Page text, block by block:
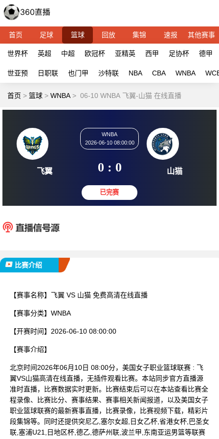
首页 足球 篮球 回放 集锦 速报 其他赛事
世界杯 英超 中超 欧冠杯 亚精英 西甲 足协杯 德甲
世亚预 日职联 也门甲 沙特联 NBA CBA WNBA
首页 > 篮球 > WNBA > 06-10 WNBA 飞翼-山猫 在线直播
飞翼
2026-06-10 08:00:00
0 : 0 山
比赛介绍
【赛事名称】 飞翼 VS 山猫 免费高清在线直播
【赛事分类】 WNBA
【开赛时间】 2026-06-10 08:00:00
【赛事介绍】
北京时间2026年06月10日 08:00分，美国女子职业篮球联赛 : 飞
翼VS山猫高清在线直播，无插件观看比赛。本站同步官方直播源
准时直播，比赛数据实时更新。比赛结束后可以在本站查看比赛全
程录像、比赛比分、赛事结果、赛事相关新闻报道，以及美国女子
职业篮球联赛的最新赛事直播，比赛录像，比赛视频下载，精彩片
段集锦等。同时还提供突尼乙,塞尔女超,日女乙杯,省港女杯,巴圣女
联,塞浦U21,日地区杯,德乙,德萨州联,波兰甲,东南亚运男篮等联赛